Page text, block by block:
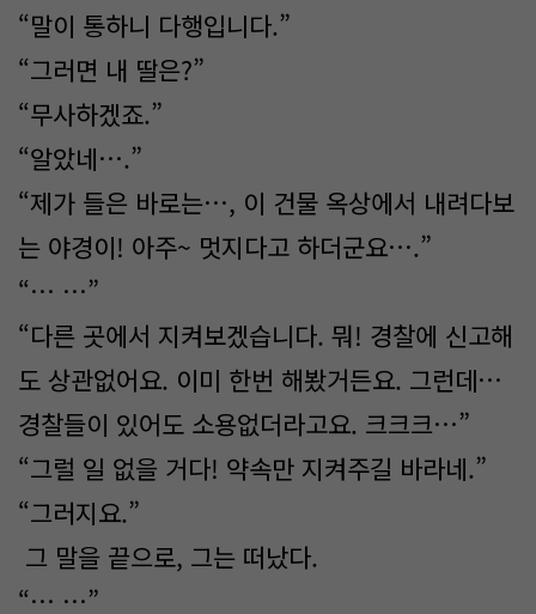
“말이 통하니 다행입니다.”
“그러면 내 딸은?”
“무사하겠죠.”
“알았네….”
“제가 들은 바로는…, 이 건물 옥상에서 내려다보
는 야경이! 아주~ 멋지다고 하더군요….”
“… …”
“다른 곳에서 지켜보겠습니다. 뭐! 경찰에 신고해
도 상관없어요. 이미 한번 해봤거든요. 그런데…
경찰들이 있어도 소용없더라고요. 크크크…”
“그럴 일 없을 거다! 약속만 지켜주길 바라네.”
“그러지요.”
그 말을 끝으로, 그는 떠났다.
“… …”